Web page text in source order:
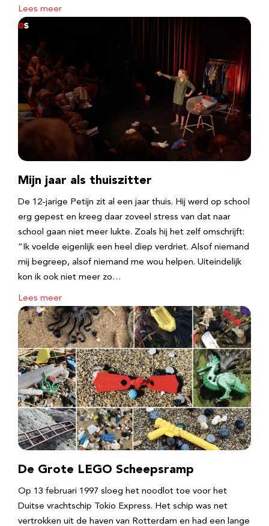
Lees meer
Mijn jaar als thuiszitter
De 12-jarige Petijn zit al een jaar thuis. Hij werd op school
erg gepest en kreeg daar zoveel stress van dat naar
school gaan niet meer lukte. Zoals hij het zelf omschrijft:
“Ik voelde eigenlijk een heel diep verdriet. Alsof niemand
mij begreep, alsof niemand me wou helpen. Uiteindelijk
kon ik ook niet meer zo…
Lees meer
De Grote LEGO Scheepsramp
Op 13 februari 1997 sloeg het noodlot toe voor het
Duitse vrachtschip Tokio Express. Het schip was net
vertrokken uit de haven van Rotterdam en had een lange